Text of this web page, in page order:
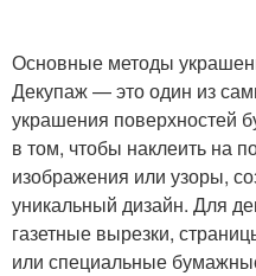
Основные методы
Декупаж — это один из
украшения поверхностей
в том, чтобы наклеить на
изображения или узоры,
уникальный дизайн. Для
газетные вырезки,
или специальные